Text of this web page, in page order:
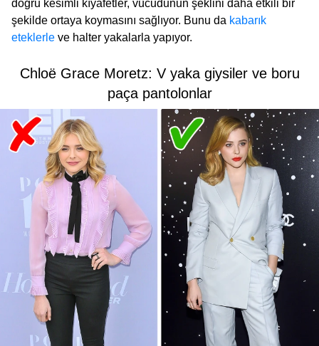
doğru kesimli kıyafetler, vücudunun şeklini daha etkili bir
şekilde ortaya koymasını sağlıyor. Bunu da kabarık
eteklerle ve halter yakalarla yapıyor.
Chloë Grace Moretz: V yaka giysiler ve boru
paça pantolonlar